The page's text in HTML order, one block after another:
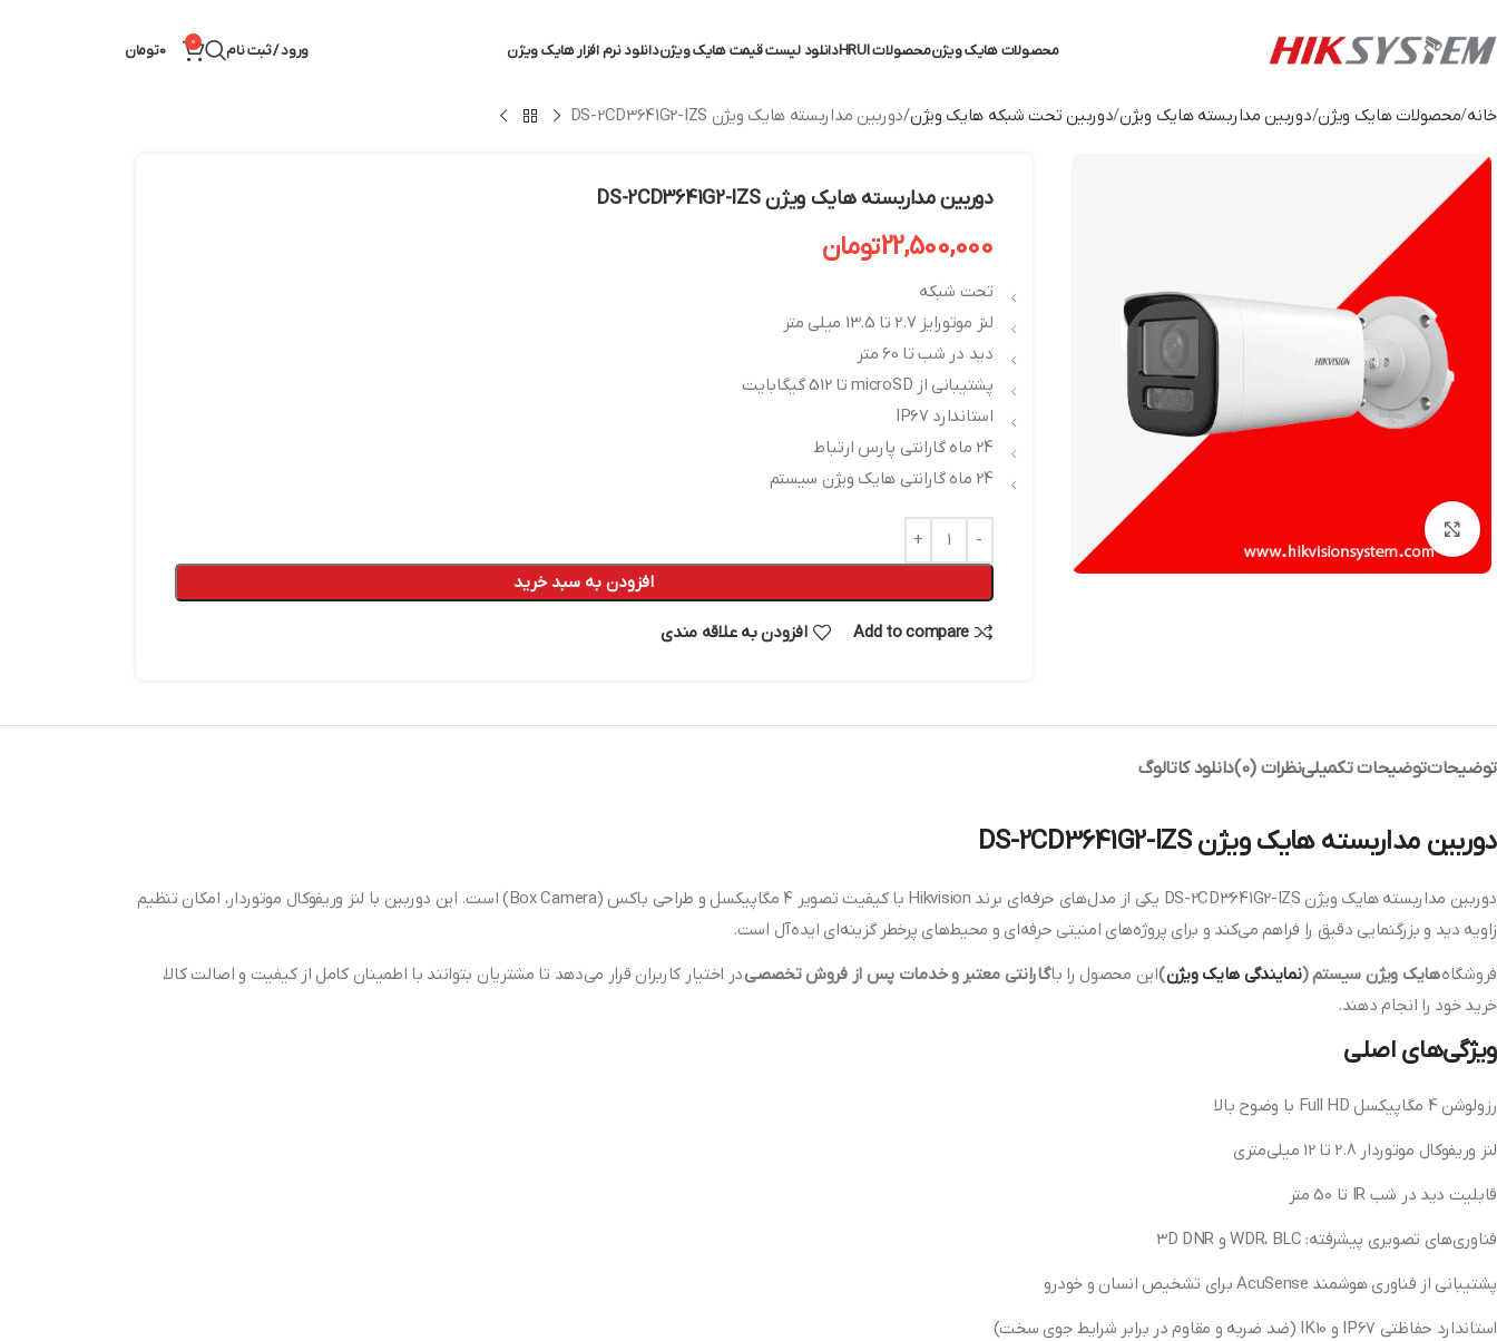
محصولات هایک ویژنمحصولات HRUI دانلود لیست قیمت هایک ویژندانلود نرم افزار هایک ویژن ورود / ثبت نام 0
0تومان
خانه محصولات هایک ویژن دوربین مداربسته هایک ویژن دوربین تحت شبکه هایک ویژن دوربین مداربسته هایک ویژن DS-2CD3641G2-IZS
دوربین مداربسته هایک ویژن DS-2CD3641G2-IZS
22,500,000تومان
تحت شبکه
لنز موتورایز 2.7 تا 13.5 میلی متر
دید در شب تا 60 متر
پشتیبانی از microSD تا 512 گیگابایت
استاندارد IP67
24 ماه گارانتی پارس ارتباط
24 ماه گارانتی هایک ویژن سیستم
افزودن به سبد خرید
Add to compare افزودن به علاقه مندی
توضیحاتتوضیحات تکمیلینظرات (0) دانلود کاتالوگ
دوربین مداربسته هایک ویژن DS-2CD3641G2-IZS
دوربین مداربسته هایک ویژن DS-2CD3641G2-IZS یکی از مدل‌های حرفه‌ای برند Hikvision با کیفیت تصویر 4 مگاپیکسل و طراحی باکس (Box Camera) است. این دوربین با لنز وریفوکال موتوردار، امکان تنظیم
زاویه دید و بزرگنمایی دقیق را فراهم می‌کند و برای پروژه‌های امنیتی حرفه‌ای و محیط‌های پرخطر گزینه‌ای ایده‌آل است.
فروشگاههایک ویژن سیستم (نمایندگی هایک ویژن)این محصول را باگارانتی معتبر و خدمات پس از فروش تخصصیدر اختیار کاربران قرار می‌دهد تا مشتریان بتوانند با اطمینان کامل از کیفیت و اصالت کالا،
خرید خود را انجام دهند.
ویژگی‌های اصلی
رزولوشن 4 مگاپیکسل Full HD با وضوح بالا
لنز وریفوکال موتوردار 2.8 تا 12 میلی‌متری
قابلیت دید در شب IR تا 50 متر
فناوری‌های تصویری پیشرفته: WDR، BLC و 3D DNR
پشتیبانی از فناوری هوشمند AcuSense برای تشخیص انسان و خودرو
استاندارد حفاظتی IP67 و IK10 (ضد ضربه و مقاوم در برابر شرایط جوی سخت)